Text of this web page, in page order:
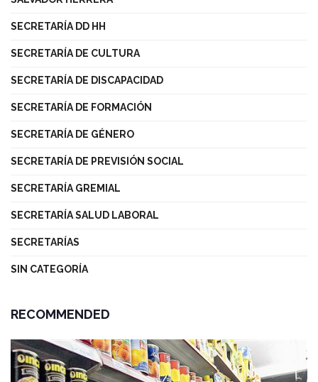
SECRETARÍA DD HH
SECRETARÍA DE CULTURA
SECRETARÍA DE DISCAPACIDAD
SECRETARÍA DE FORMACIÓN
SECRETARÍA DE GÉNERO
SECRETARÍA DE PREVISIÓN SOCIAL
SECRETARÍA GREMIAL
SECRETARÍA SALUD LABORAL
SECRETARÍAS
SIN CATEGORÍA
RECOMMENDED